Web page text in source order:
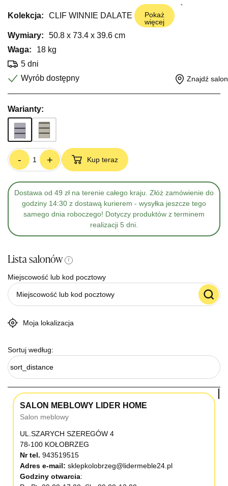
Kolekcja: CLIF WINNIE DALATE
Pokaż
więcej
Wymiary:
50.8 x 73.4 x 39.6 cm
Waga:
18 kg
5 dni
Wyrób dostępny
Znajdź salon
Warianty:
- + Kup teraz
Dostawa od 49 zł na terenie całego kraju. Złóż zamówienie do
godziny 14:30 z dostawą kurierem - wysyłka jeszcze tego
samego dnia roboczego! Dotyczy produktów z terminem
realizacji 5 dni.
Lista salonów i
Miejscowość lub kod pocztowy
Moja lokalizacja
Sortuj według:
sort_distance
SALON MEBLOWY LIDER HOME
Salon meblowy
UL.SZARYCH SZEREGÓW 4
78-100 KOŁOBRZEG
Nr tel. 943519515
Adres e-mail: sklepkolobrzeg@lidermeble24.pl
Godziny otwarcia